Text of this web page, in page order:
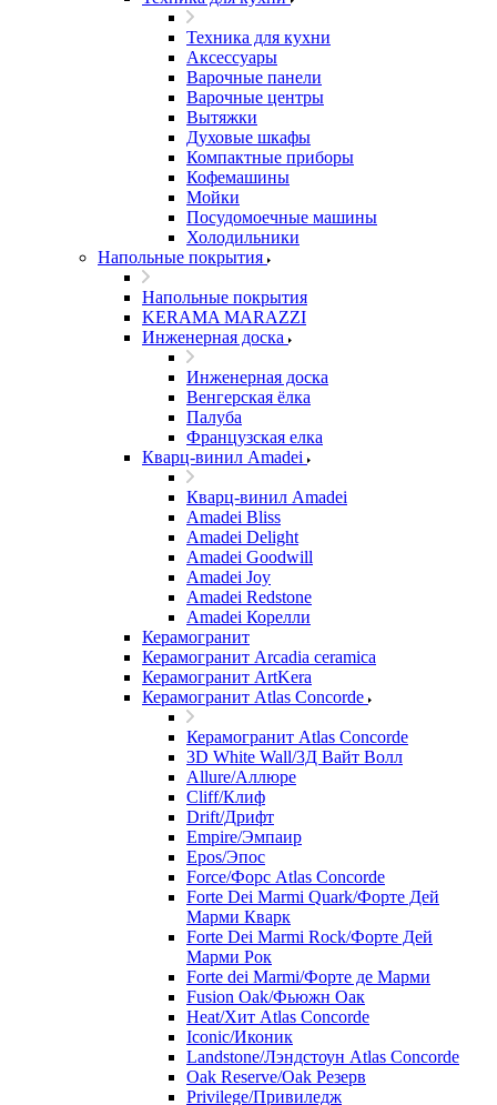
Техника для кухни
Аксессуары
Варочные панели
Варочные центры
Вытяжки
Духовые шкафы
Компактные приборы
Кофемашины
Мойки
Посудомоечные машины
Холодильники
Напольные покрытия
Напольные покрытия
KERAMA MARAZZI
Инженерная доска
Инженерная доска
Венгерская ёлка
Палуба
Французская елка
Кварц-винил Amadei
Кварц-винил Amadei
Amadei Bliss
Amadei Delight
Amadei Goodwill
Amadei Joy
Amadei Redstone
Amadei Корелли
Керамогранит
Керамогранит Arcadia ceramica
Керамогранит ArtKera
Керамогранит Atlas Concorde
Керамогранит Atlas Concorde
3D White Wall/3Д Вайт Волл
Allure/Аллюрe
Cliff/Клиф
Drift/Дрифт
Empire/Эмпаир
Epos/Эпос
Force/Фoрс Atlas Concorde
Forte Dei Marmi Quark/Форте Дей
Марми Кварк
Forte Dei Marmi Rock/Форте Дей
Марми Рок
Forte dei Marmi/Форте де Марми
Fusion Oak/Фьюжн Оак
Heat/Xит Atlas Concorde
Iconic/Иконик
Landstone/Лэндстоун Atlas Concorde
Oak Reserve/Оak Резepв
Privilege/Привиледж